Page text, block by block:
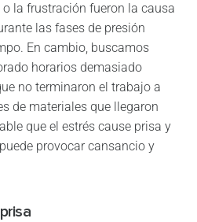
la frustración fueron la causa
las fases de presión
En cambio, buscamos
horarios demasiado
no terminaron el trabajo a
de materiales que llegaron
que el estrés cause prisa y
provocar cansancio y